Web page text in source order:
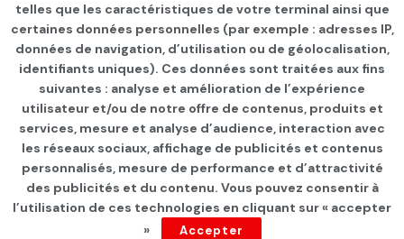
Qui sommes-nous ? Advertise Contact S’identifier
© 2021TUNISIE DIRECT.
telles que les caractéristiques de votre terminal ainsi que
certaines données personnelles (par exemple : adresses IP,
données de navigation, d’utilisation ou de géolocalisation,
identifiants uniques). Ces données sont traitées aux fins
suivantes : analyse et amélioration de l’expérience
utilisateur et/ou de notre offre de contenus, produits et
services, mesure et analyse d’audience, interaction avec
les réseaux sociaux, affichage de publicités et contenus
personnalisés, mesure de performance et d’attractivité
des publicités et du contenu. Vous pouvez consentir à
l’utilisation de ces technologies en cliquant sur « accepter
»
Accepter